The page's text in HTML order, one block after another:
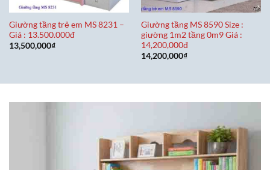
Giường tầng trẻ em MS 8231 –
Giá : 13.500.000đ
13,500,000₫
Giường tầng MS 8590 Size :
giường 1m2 tầng 0m9 Giá :
14,200,000đ
14,200,000₫